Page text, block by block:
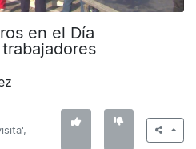
en el Día